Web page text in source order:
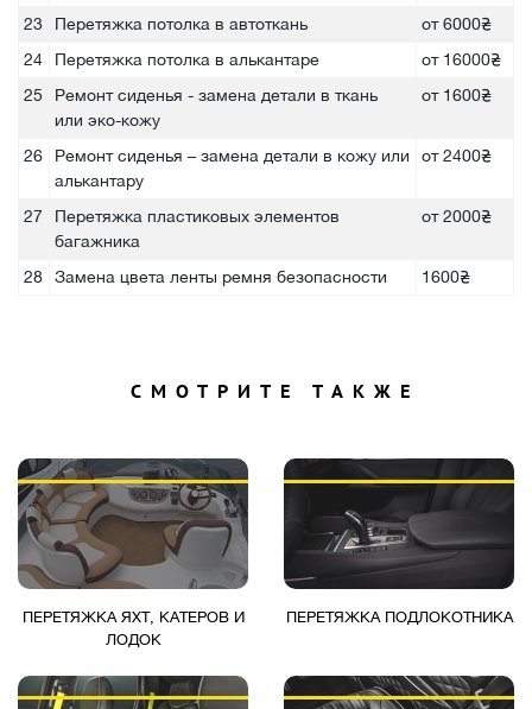
23
Перетяжка потолка в автоткань
от 6000₴
24
Перетяжка потолка в алькантаре
от 16000₴
25
Ремонт сиденья - замена детали в ткань
или эко-кожу
от 1600₴
26
Ремонт сиденья – замена детали в кожу или
алькантару
от 2400₴
27
Перетяжка пластиковых элементов
багажника
от 2000₴
28 Замена цвета ленты ремня безопасности 1600₴
СМОТРИТЕ ТАКЖЕ
ПЕРЕТЯЖКА ЯХТ, КАТЕРОВ И
ЛОДОК
ПЕРЕТЯЖКА ПОДЛОКОТНИКА